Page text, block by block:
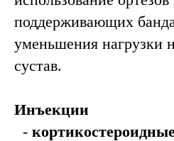
поддерживающих
уменьшения нагрузки
сустав.
Инъекции
-